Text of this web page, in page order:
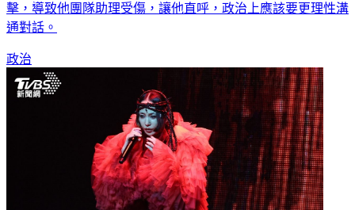
擊，導致他團隊助理受傷，讓他直呼，政治上應該要更理性溝
通對話。
政治